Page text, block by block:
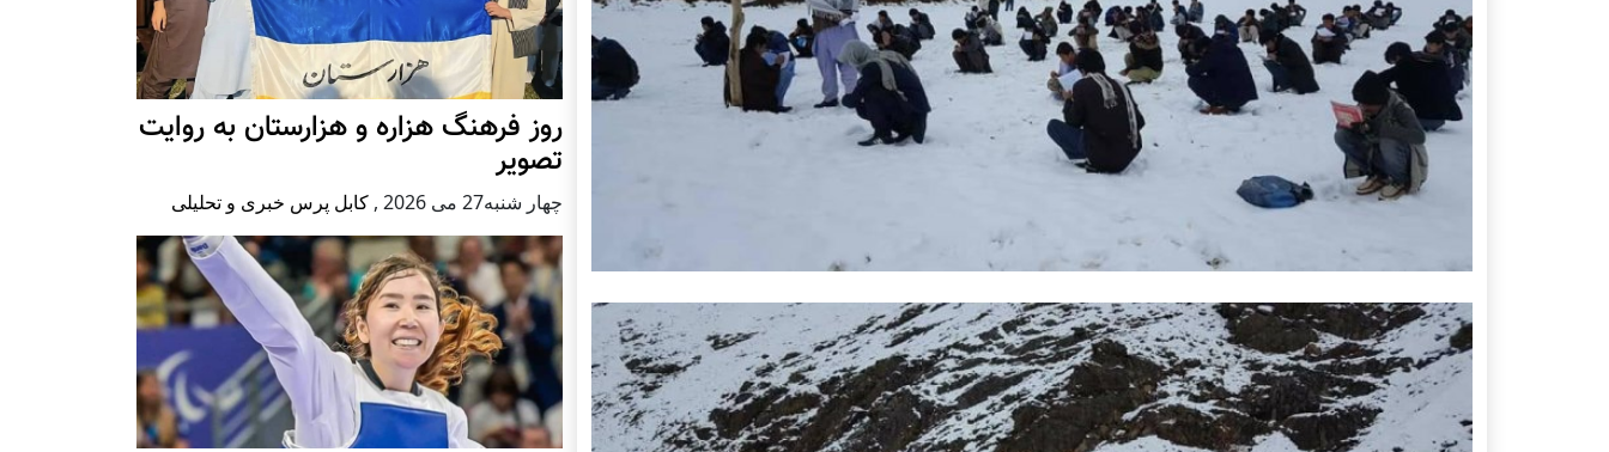
روز فرهنگ هزاره و هزارستان به روایت
تصویر
چهار شنبه27 می 2026 , کابل پرس خبری و تحلیلی